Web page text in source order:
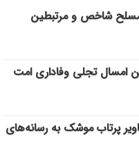
اشرار مسلح شاخص و مرتبطین
امسال تجلی وفاداری امت
پرتاب موشک به رسانه‌های